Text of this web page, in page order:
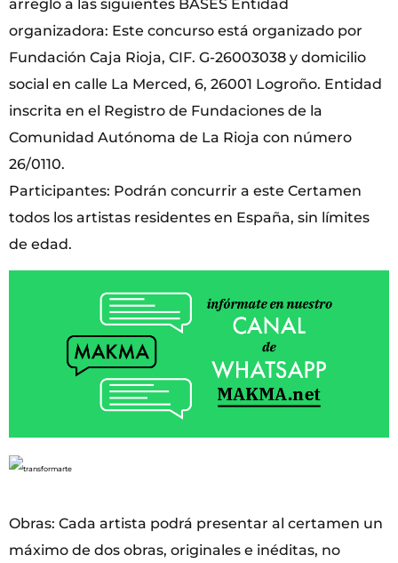
arreglo a las siguientes BASES Entidad
organizadora: Este concurso está organizado por
Fundación Caja Rioja, CIF. G-26003038 y domicilio
social en calle La Merced, 6, 26001 Logroño. Entidad
inscrita en el Registro de Fundaciones de la
Comunidad Autónoma de La Rioja con número
26/0110.
Participantes: Podrán concurrir a este Certamen
todos los artistas residentes en España, sin límites
de edad.
Obras: Cada artista podrá presentar al certamen un
máximo de dos obras, originales e inéditas, no